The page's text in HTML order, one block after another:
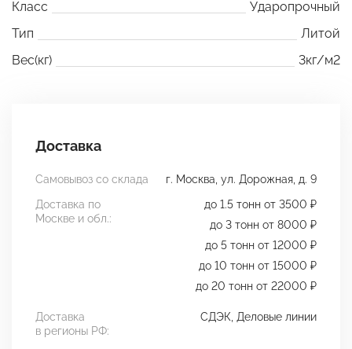
Класс
Ударопрочный
Тип
Литой
Вес(кг)
3кг/м2
Доставка
Самовывоз со склада
г. Москва, ул. Дорожная, д. 9
Доставка по
Москве и обл.:
до 1.5 тонн от 3500 ₽
до 3 тонн от 8000 ₽
до 5 тонн от 12000 ₽
до 10 тонн от 15000 ₽
до 20 тонн от 22000 ₽
Доставка
в регионы РФ:
СДЭК, Деловые линии